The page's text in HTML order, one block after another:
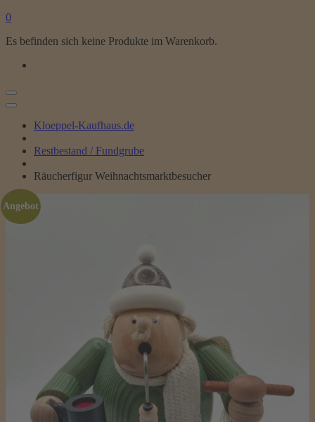
0
Es befinden sich keine Produkte im Warenkorb.
Kloeppel-Kaufhaus.de
Restbestand / Fundgrube
Räucherfigur Weihnachtsmarktbesucher
Angebot